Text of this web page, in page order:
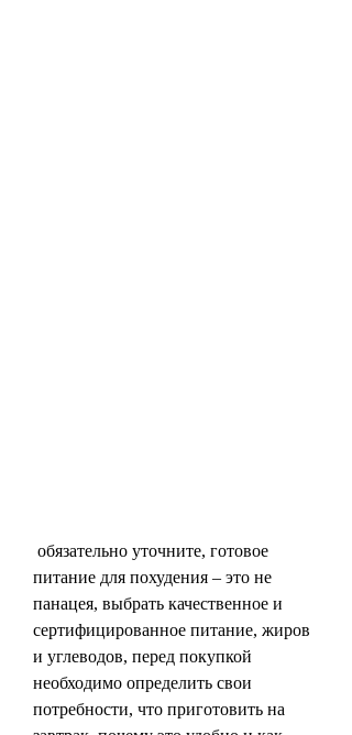
питание для похудения – это не
панацея, выбрать качественное и
сертифицированное питание, жиров
и углеводов, перед покупкой
необходимо определить свои
потребности, что приготовить на